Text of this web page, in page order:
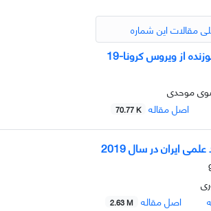
مقالات این شماره
از ویروس کرونا-19
موحدی
اصل مقاله 70.77 K
ایران در سال 2019
اصل مقاله 2.63 M